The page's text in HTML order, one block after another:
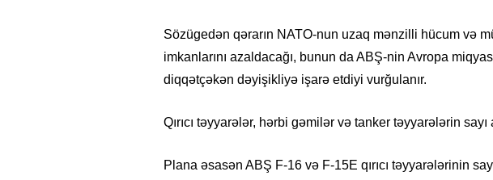
Sözügedən qərarın NATO-nun uzaq mənzilli hücum və
imkanlarını azaldacağı, bunun da ABŞ-nin Avropa
diqqətçəkən dəyişikliyə işarə etdiyi vurğulanır.
Qırıcı təyyarələr, hərbi gəmilər və tanker təyyarələrin sayı
Plana əsasən ABŞ F-16 və F-15E qırıcı təyyarələrinin